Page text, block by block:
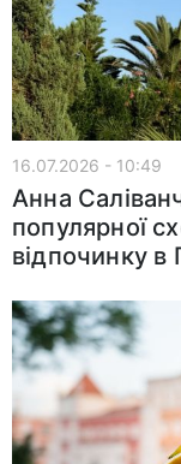
16.07.2026 - 10:49
Анна
популярної
відпочинку в